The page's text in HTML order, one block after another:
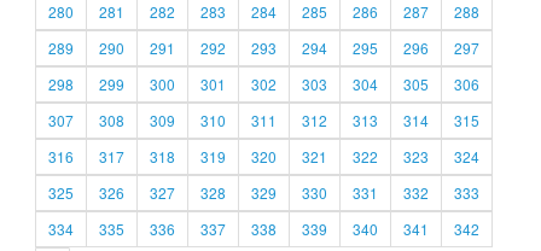
280
281 282 283 284 285 286 287
288
289
290 291 292 293 294 295 296
297
298
299 300 301 302 303 304 305
306
307
308 309 310 311 312 313 314
315
316
317 318 319 320 321 322 323
324
325
326 327 328 329 330 331 332
333
334
335 336 337 338 339 340 341 342